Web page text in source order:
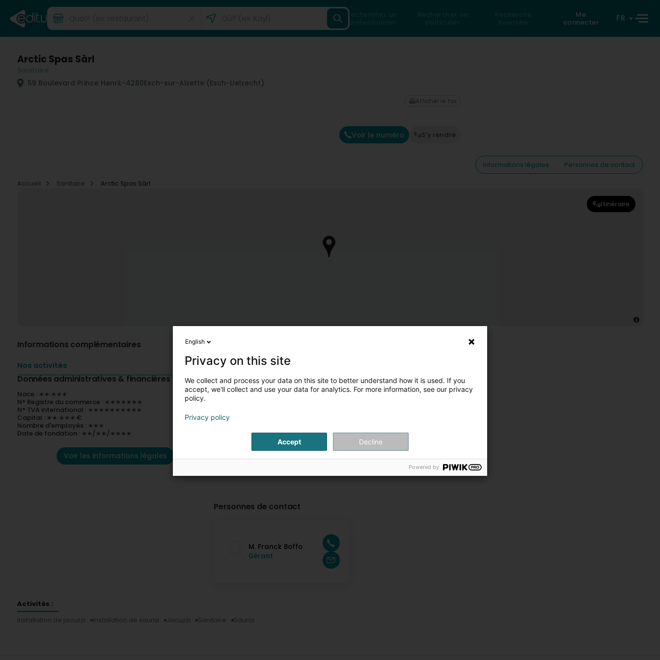
Rechercher un
professionnel
Rechercher un
particulier
Recherche
inversée
Me
connecter
FR
Arctic Spas Sàrl
59 Boulevard Prince HenriL-4280Esch-sur-Alzette (Esch-Uelzecht)
Voir le numéro S'y rendre
Afficher le fax
Informations légales
Personnes de contact
Accueil
Sanitaire Arctic Spas Sàrl
Itinéraire
Informations complémentaires
Nos activités
Données administratives & financières
Nace : ∗∗.∗∗∗
N° Registre du commerce : ∗∗∗∗∗∗∗
N° TVA international : ∗∗∗∗∗∗∗∗∗∗
Capital : ∗∗ ∗∗∗ €
Nombre d'employés : ∗∗∗
Date de fondation : ∗∗/∗∗/∗∗∗∗
Voir les informations légales
Personnes de contact
M. Franck Boffo
Gérant
Activités :
Installation de jacuzzi
Installation de sauna Jacuzzi Sanitaire Sauna
English
Privacy on this site
We collect and process your data on this site to better understand how it is used. If you
accept, we'll collect and use your data for analytics. For more information, see our privacy
policy.
Privacy policy
Accept Decline
Powered by